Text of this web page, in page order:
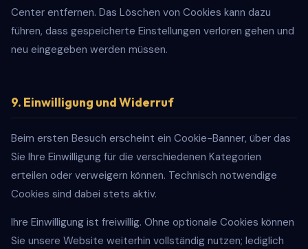
Center entfernen. Das Löschen von Cookies kann dazu
führen, dass gespeicherte Einstellungen verloren gehen und
neu eingegeben werden müssen.
9. Einwilligung und Widerruf
Beim ersten Besuch erscheint ein Cookie-Banner, über das
Sie Ihre Einwilligung für die verschiedenen Kategorien
erteilen oder verweigern können. Technisch notwendige
Cookies sind dabei stets aktiv.
Ihre Einwilligung ist freiwillig. Ohne optionale Cookies können
Sie unsere Website weiterhin vollständig nutzen; lediglich